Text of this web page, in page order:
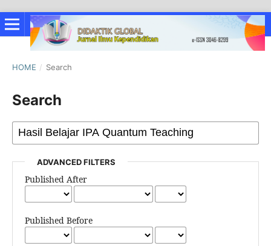
HOME / Search
Search
ADVANCED FILTERS
Published After
Published Before